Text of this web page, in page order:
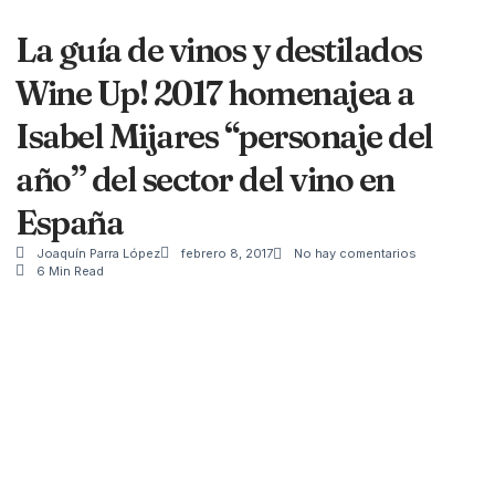
La guía de vinos y destilados
Wine Up! 2017 homenajea a
Isabel Mijares “personaje del
año” del sector del vino en
España
Joaquín Parra López febrero 8, 2017
No hay comentarios
6 Min Read